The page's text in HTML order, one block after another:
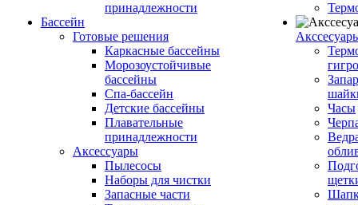
принадлежности
Бассейн
Готовые решения
Каркасные бассейны
Морозоустойчивые
бассейны
Спа-бассейн
Детские бассейны
Плавательные
принадлежности
Аксессуары
Пылесосы
Наборы для чистки
Запасные части
Часы